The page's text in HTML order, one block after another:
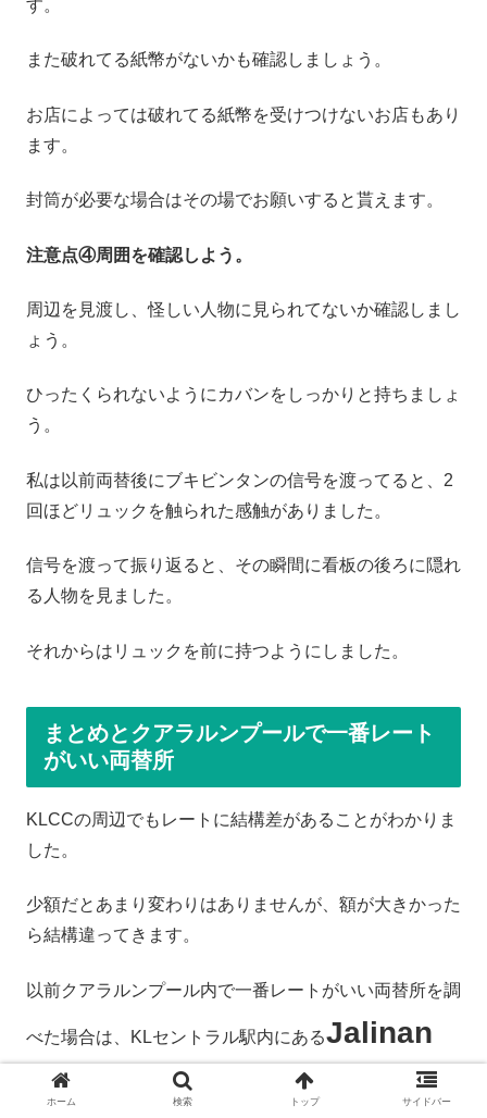
す。
また破れてる紙幣がないかも確認しましょう。
お店によっては破れてる紙幣を受けつけないお店もあり
ます。
封筒が必要な場合はその場でお願いすると貰えます。
注意点④周囲を確認しよう。
周辺を見渡し、怪しい人物に見られてないか確認しまし
ょう。
ひったくられないようにカバンをしっかりと持ちましょ
う。
私は以前両替後にブキビンタンの信号を渡ってると、2
回ほどリュックを触られた感触がありました。
信号を渡って振り返ると、その瞬間に看板の後ろに隠れ
る人物を見ました。
それからはリュックを前に持つようにしました。
まとめとクアラルンプールで一番レート
がいい両替所
KLCCの周辺でもレートに結構差があることがわかりま
した。
少額だとあまり変わりはありませんが、額が大きかった
ら結構違ってきます。
以前クアラルンプール内で一番レートがいい両替所を調
べた場合は、KLセントラル駅内にあるJalinan
Duta
という両替所でした。
ホーム 検索 トップ サイドバー